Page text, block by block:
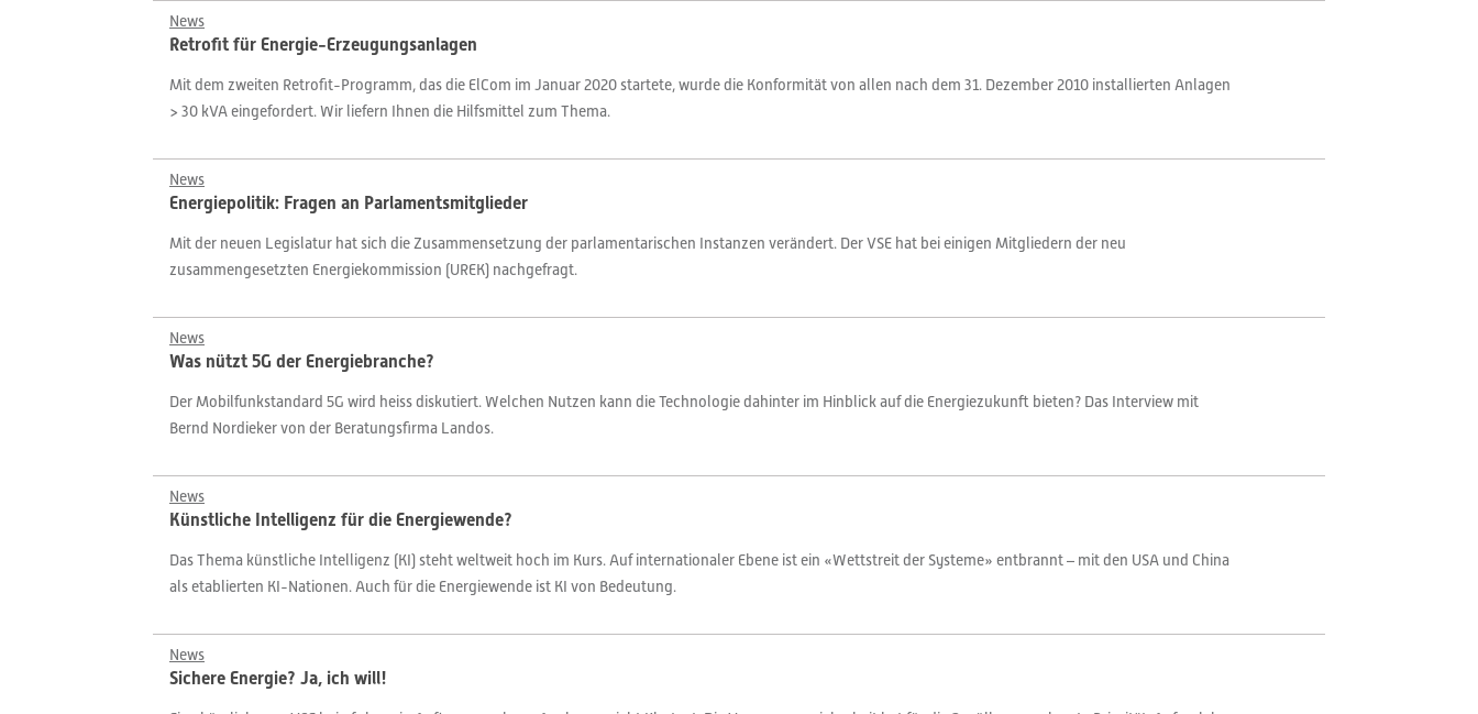
News
Retrofit für Energie-Erzeugungsanlagen
Mit dem zweiten Retrofit-Programm, das die ElCom im Januar 2020 startete, wurde die Konformität von allen nach dem 31. Dezember 2010 installierten Anlagen
> 30 kVA eingefordert. Wir liefern Ihnen die Hilfsmittel zum Thema.
News
Energiepolitik: Fragen an Parlamentsmitglieder
Mit der neuen Legislatur hat sich die Zusammensetzung der parlamentarischen Instanzen verändert. Der VSE hat bei einigen Mitgliedern der neu
zusammengesetzten Energiekommission (UREK) nachgefragt.
News
Was nützt 5G der Energiebranche?
Der Mobilfunkstandard 5G wird heiss diskutiert. Welchen Nutzen kann die Technologie dahinter im Hinblick auf die Energiezukunft bieten? Das Interview mit
Bernd Nordieker von der Beratungsfirma Landos.
News
Künstliche Intelligenz für die Energiewende?
Das Thema künstliche Intelligenz (KI) steht weltweit hoch im Kurs. Auf internationaler Ebene ist ein «Wettstreit der Systeme» entbrannt – mit den USA und China
als etablierten KI-Nationen. Auch für die Energiewende ist KI von Bedeutung.
News
Sichere Energie? Ja, ich will!